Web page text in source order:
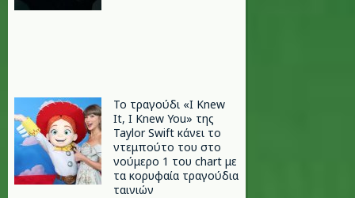
Το τραγούδι «I Knew
It, I Knew You» της
Taylor Swift κάνει το
ντεμπούτο του στο
νούμερο 1 του chart με
τα κορυφαία τραγούδια
ταινιών